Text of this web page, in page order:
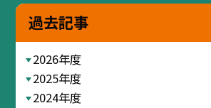
過去記事
2026年度
2025年度
2024年度